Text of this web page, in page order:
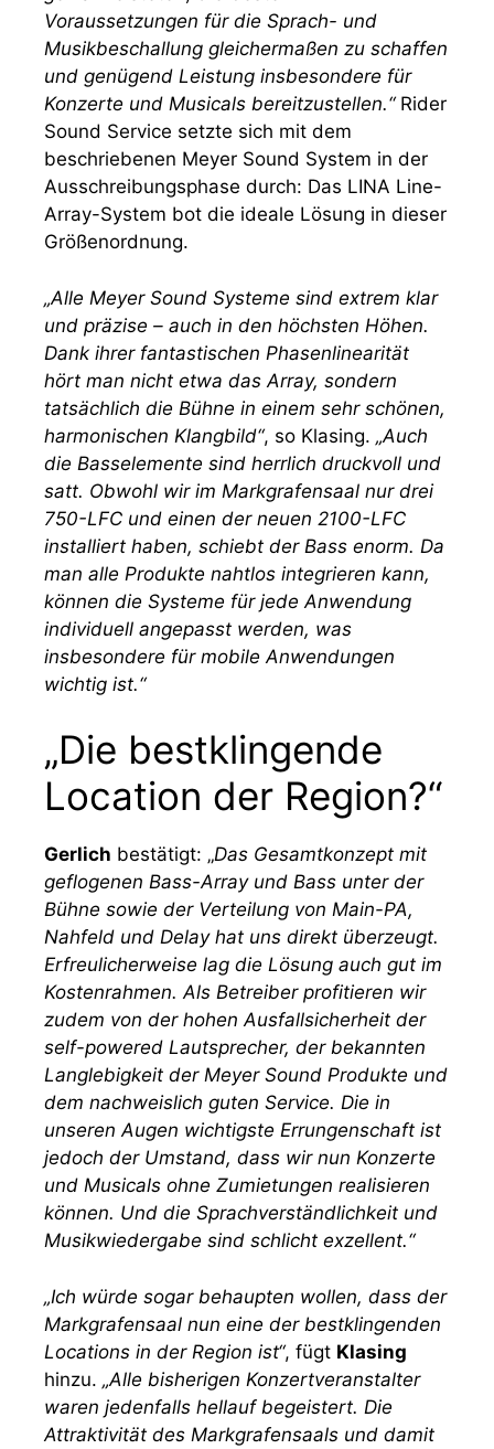
Voraussetzungen für die Sprach- und
Musikbeschallung gleichermaßen zu schaffen
und genügend Leistung insbesondere für
Konzerte und Musicals bereitzustellen.“Rider
Sound Service setzte sich mit dem
beschriebenen Meyer Sound System in der
Ausschreibungsphase durch: Das LINA Line-
Array-System bot die ideale Lösung in dieser
Größenordnung.
„Alle Meyer Sound Systeme sind extrem klar
und präzise – auch in den höchsten Höhen.
Dank ihrer fantastischen Phasenlinearität
hört man nicht etwa das Array, sondern
tatsächlich die Bühne in einem sehr schönen,
harmonischen Klangbild“, so Klasing. „Auch
die Basselemente sind herrlich druckvoll und
satt. Obwohl wir im Markgrafensaal nur drei
750-LFC und einen der neuen 2100-LFC
installiert haben, schiebt der Bass enorm. Da
man alle Produkte nahtlos integrieren kann,
können die Systeme für jede Anwendung
individuell angepasst werden, was
insbesondere für mobile Anwendungen
wichtig ist.“
„Die bestklingende
Location der Region?“
Gerlich bestätigt: „Das Gesamtkonzept mit
geflogenen Bass-Array und Bass unter der
Bühne sowie der Verteilung von Main-PA,
Nahfeld und Delay hat uns direkt überzeugt.
Erfreulicherweise lag die Lösung auch gut im
Kostenrahmen. Als Betreiber profitieren wir
zudem von der hohen Ausfallsicherheit der
self-powered Lautsprecher, der bekannten
Langlebigkeit der Meyer Sound Produkte und
dem nachweislich guten Service. Die in
unseren Augen wichtigste Errungenschaft ist
jedoch der Umstand, dass wir nun Konzerte
und Musicals ohne Zumietungen realisieren
können. Und die Sprachverständlichkeit und
Musikwiedergabe sind schlicht exzellent.“
„Ich würde sogar behaupten wollen, dass der
Markgrafensaal nun eine der bestklingenden
Locations in der Region ist“, fügt Klasing
hinzu. „Alle bisherigen Konzertveranstalter
waren jedenfalls hellauf begeistert. Die
Attraktivität des Markgrafensaals und damit